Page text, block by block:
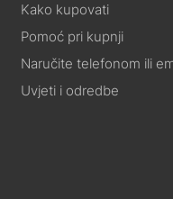
Kako kupovati
Pomoć pri kupnji
Naručite telefonom ili
Uvjeti i odredbe